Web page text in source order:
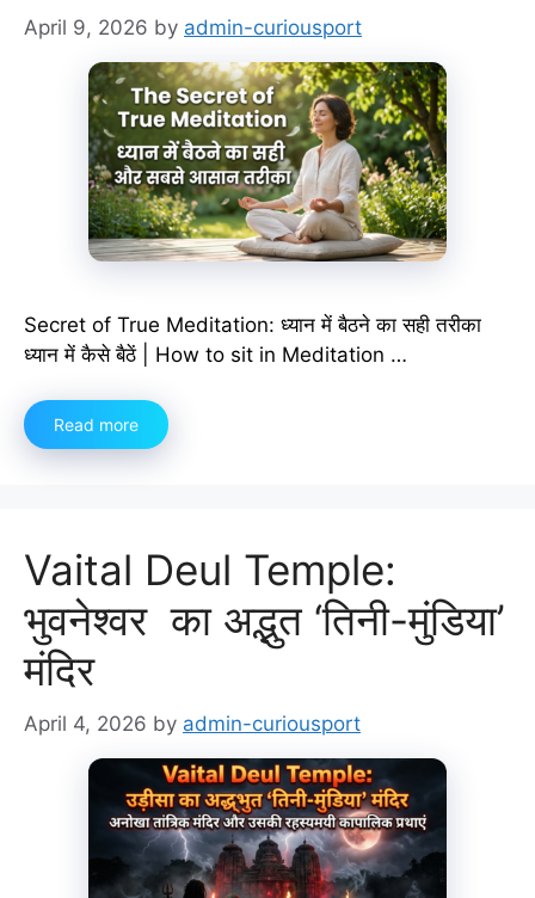
April 9, 2026 by admin-curiousport
Secret of True Meditation: ध्यान में बैठने का सही तरीका
ध्यान में कैसे बैठें | How to sit in Meditation …
Read more
Vaital Deul Temple:
भुवनेश्वर का अद्भुत ‘तिनी-मुंडिया’
मंदिर
April 4, 2026 by admin-curiousport